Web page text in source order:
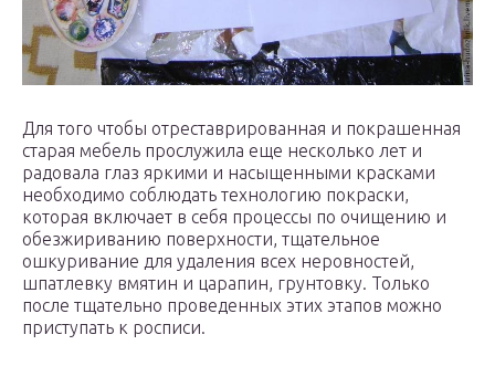
Для того чтобы отреставрированная и покрашенная
старая мебель прослужила еще несколько лет и
радовала глаз яркими и насыщенными красками
необходимо соблюдать технологию покраски,
которая включает в себя процессы по очищению и
обезжириванию поверхности, тщательное
ошкуривание для удаления всех неровностей,
шпатлевку вмятин и царапин, грунтовку. Только
после тщательно проведенных этих этапов можно
приступать к росписи.